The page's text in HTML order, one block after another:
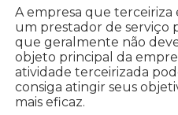
A empresa que terceiriza
um prestador de serviço
que geralmente não
objeto principal da
atividade terceirizada
consiga atingir seus
mais eficaz.